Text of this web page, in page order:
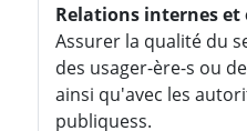
Relations internes et
Assurer la qualité du
des usager-ère-s ou
ainsi qu'avec les
publiquess.